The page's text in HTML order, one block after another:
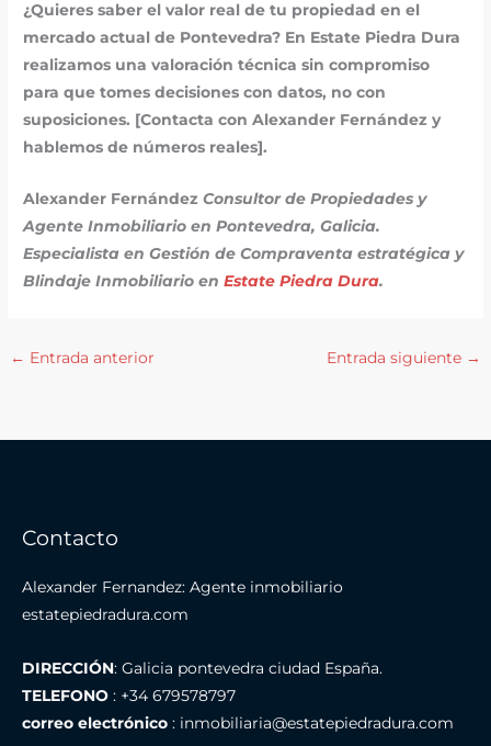
¿Quieres saber el valor real de tu propiedad en el
mercado actual de Pontevedra? En Estate Piedra Dura
realizamos una valoración técnica sin compromiso
para que tomes decisiones con datos, no con
suposiciones. [Contacta con Alexander Fernández y
hablemos de números reales].
Alexander Fernández Consultor de Propiedades y
Agente Inmobiliario en Pontevedra, Galicia.
Especialista en Gestión de Compraventa estratégica y
Blindaje Inmobiliario enEstate Piedra Dura.
← Entrada anterior Entrada siguiente →
Contacto
Alexander Fernandez: Agente inmobiliario
estatepiedradura.com
DIRECCIÓN: Galicia pontevedra ciudad España.
TELEFONO : +34 679578797
correo electrónico : inmobiliaria@estatepiedradura.com